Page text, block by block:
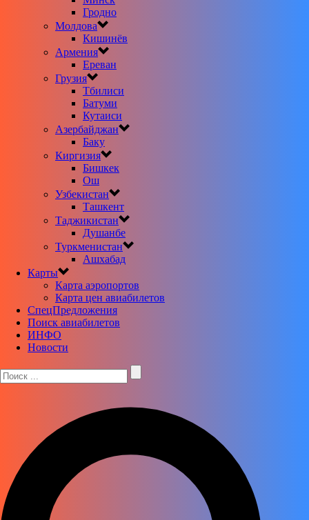
Гродно
Молдова
Кишинёв
Армения
Ереван
Грузия
Тбилиси
Батуми
Кутаиси
Азербайджан
Баку
Киргизия
Бишкек
Ош
Узбекистан
Ташкент
Таджикистан
Душанбе
Туркменистан
Ашхабад
Карты
Карта аэропортов
Карта цен авиабилетов
CпецПредложения
Поиск авиабилетов
ИНФО
Новости